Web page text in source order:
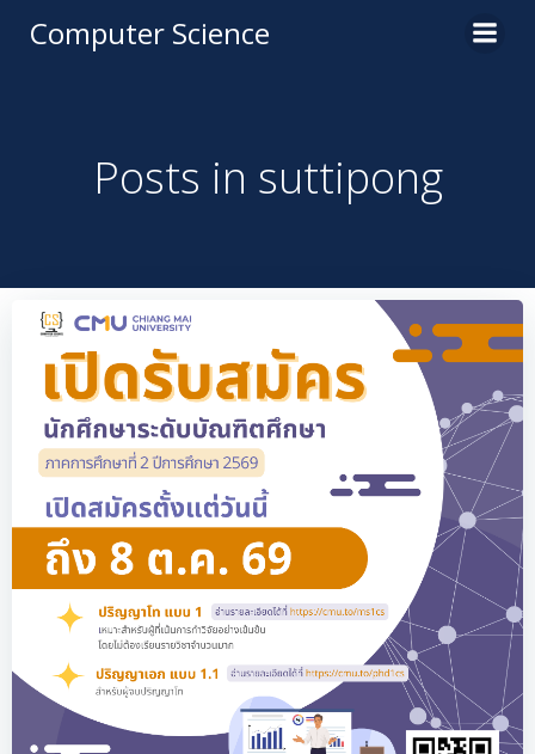
Computer Science
Posts in suttipong